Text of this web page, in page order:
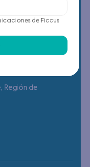
Región de
de Ficcus